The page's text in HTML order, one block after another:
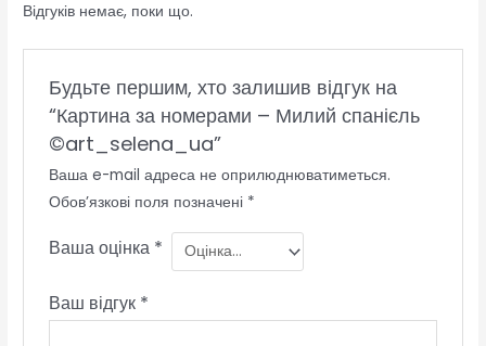
Відгуків немає, поки що.
Будьте першим, хто залишив відгук на
“Картина за номерами – Милий спанієль
©art_selena_ua”
Ваша e-mail адреса не оприлюднюватиметься.
Обов’язкові поля позначені *
Ваша оцінка *
Ваш відгук *